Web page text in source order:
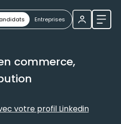
Entreprises
commerce,
Rechercher avec votre
votre profil Linkedin